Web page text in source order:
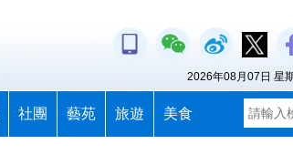
社團 藝苑 旅遊 美食
2026年08月07日 星